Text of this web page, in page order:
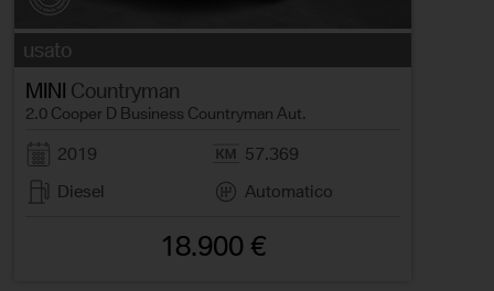
usato
MINI Countryman
2.0 Cooper D Business Countryman Aut.
2019
57.369
Diesel
Automatico
18.900 €